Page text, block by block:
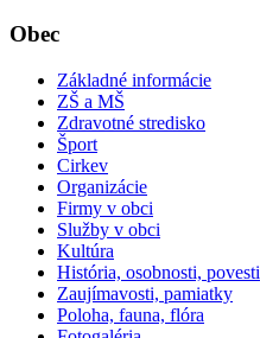
Obec
Základné informácie
ZŠ a MŠ
Zdravotné stredisko
Šport
Cirkev
Organizácie
Firmy v obci
Služby v obci
Kultúra
História, osobnosti, povesti
Zaujímavosti, pamiatky
Poloha, fauna, flóra